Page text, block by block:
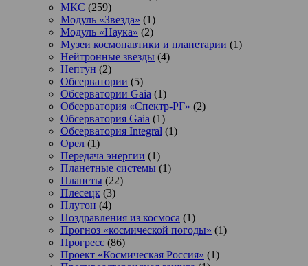
МКС (259)
Модуль «Звезда» (1)
Модуль «Наука» (2)
Музеи космонавтики и планетарии (1)
Нейтронные звезды (4)
Нептун (2)
Обсерватории (5)
Обсерватории Gaia (1)
Обсерватория «Спектр-РГ» (2)
Обсерватория Gaia (1)
Обсерватория Integral (1)
Орел (1)
Передача энергии (1)
Планетные системы (1)
Планеты (22)
Плесецк (3)
Плутон (4)
Поздравления из космоса (1)
Прогноз «космической погоды» (1)
Прогресс (86)
Проект «Космическая Россия» (1)